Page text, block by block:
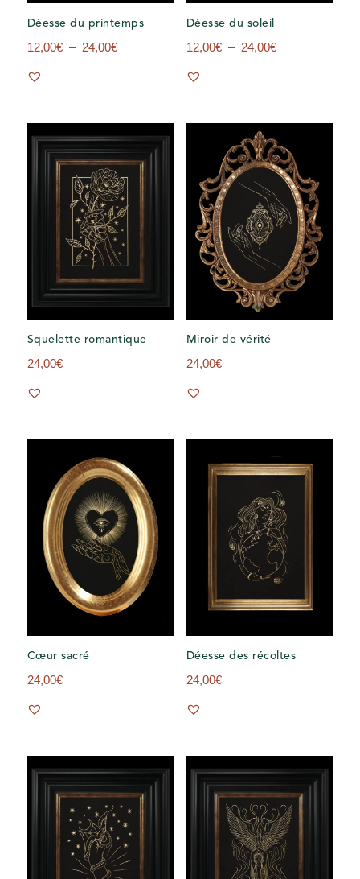
Déesse du printemps
12,00€ – 24,00€Plage
24,00€
Déesse du soleil
12,00€ – 24,00€Plage
24,00€
Squelette romantique
24,00€
Miroir de vérité
24,00€
Cœur sacré
24,00€
Déesse des récoltes
24,00€